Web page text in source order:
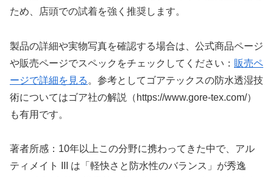
ため、店頭での試着を強く推奨します。
製品の詳細や実物写真を確認する場合は、公式商品ページ
や販売ページでスペックをチェックしてください： 販売ペ
ージで詳細を見る 。参考としてゴアテックスの防水透湿技
術についてはゴア社の解説（https://www.gore-tex.com/）
も有用です。
著者所感：10年以上この分野に携わってきた中で、アル
ティメイト III は「軽快さと防水性のバランス」が秀逸